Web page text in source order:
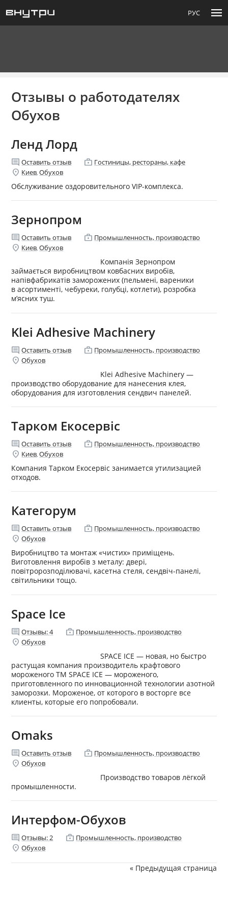
РУС menu
Отзывы о работодателях
Обухов
Ленд Лорд
comment Оставить отзыв enterprise Гостиницы, рестораны, кафе
location_on Киев,Обухов
Обслуживание оздоровительного VIP-комплекса.
Зернопром
comment Оставить отзыв enterprise Промышленность, производство
location_on Киев,Обухов
Компанія Зернопром
займається виробництвом ковбасних виробів,
напівфабрикатів заморожених (пельмені, вареники
в асортименті, чебуреки, голубці, котлети), розробка
м’ясних туш.
Klei Adhesive Machinery
comment Оставить отзыв enterprise Промышленность, производство
location_on Обухов
Klei Adhesive Machinery —
производство оборудование для нанесения клея,
оборудования для изготовления сендвич панелей.
Тарком Екосервіс
comment Оставить отзыв enterprise Промышленность, производство
location_on Киев,Обухов
Компания Тарком Екосервіс занимается утилизацией
отходов.
Категорум
comment Оставить отзыв enterprise Промышленность, производство
location_on Обухов
Виробництво та монтаж «чистих» приміщень.
Виготовлення виробів з металу: двері,
повітророзподілювачі, касетна стеля, сендвіч-панелі,
світильники тощо.
Space Ice
comment Отзывы:4 enterprise Промышленность, производство
location_on Обухов
SPACE ICE — новая, но быстро
растущая компания производитель крафтового
мороженого ТМ SPACE ICE — мороженого,
приготовленного по инновационной технологии азотной
заморозки. Мороженое, от которого в восторге все
клиенты, которые его попробовали.
Omaks
comment Оставить отзыв enterprise Промышленность, производство
location_on Обухов
Производство товаров лёгкой
промышленности.
Интерфом-Обухов
comment Отзывы:2 enterprise Промышленность, производство
location_on Обухов
« Предыдущая страница